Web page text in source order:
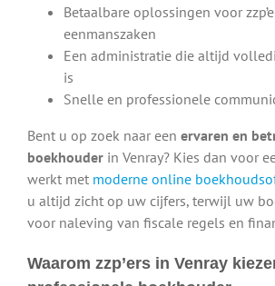
Betaalbare oplossingen voor
eenmanszaken
Een administratie die altijd
is
Snelle en professionele
Bent u op zoek naar een ervaren en
boekhouder in Venray? Kies dan voor
werkt met moderne online
u altijd zicht op uw cijfers, terwijl uw
voor naleving van fiscale regels en
Waarom zzp’ers in Venray